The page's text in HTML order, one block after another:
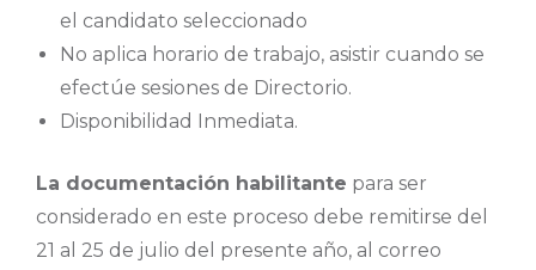
el candidato seleccionado
No aplica horario de trabajo, asistir cuando se
efectúe sesiones de Directorio.
Disponibilidad Inmediata.
La documentación habilitante para ser
considerado en este proceso debe remitirse del
21 al 25 de julio del presente año, al correo